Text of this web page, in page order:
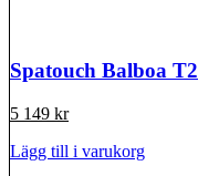
Spatouch Balboa T2
5 149 kr
Lägg till i varukorg